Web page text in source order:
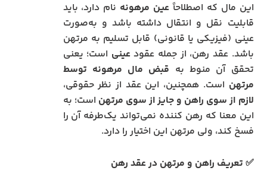
این مال که اصطلاحاً عین مرهونه نام دارد، باید
قابلیت نقل و انتقال داشته باشد و به‌صورت
عینی (فیزیکی یا قانونی) قابل تسلیم به مرتهن
باشد. عقد رهن، از جمله عقودعینی است؛ یعنی
تحقق آن منوط به قبض مال مرهونه توسط
مرتهن است. همچنین، این عقد از نظر حقوقی،
لازم از سوی راهن و جایز از سوی مرتهن است؛ به
این معنا که رهن کننده نمی‌تواند یک‌طرفه آن را
فسخ کند، ولی مرتهن این اختیار را دارد.
✅ تعریف راهن و مرتهن در عقد رهن